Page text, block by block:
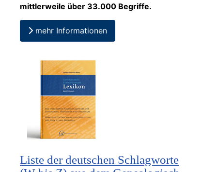
mittlerweile über 33.000 Begriffe.
mehr Informationen
Liste der deutschen Schlagworte